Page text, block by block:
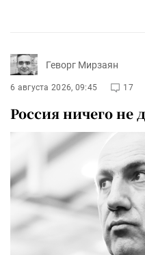
Геворг Мирзаян
6 августа 2026, 09:45 17
Россия ничего